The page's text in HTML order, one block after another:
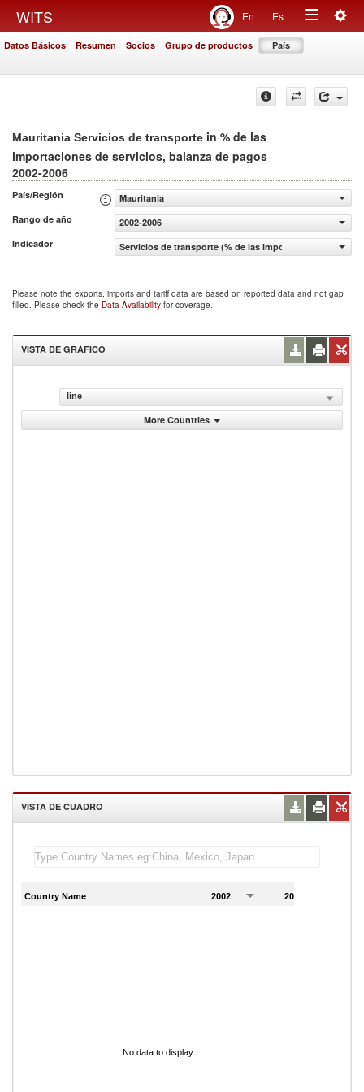
WITS En Es
Toggle
Datos Básicos Resumen Socios Grupo de productos País
Mauritania Servicios de transporte in % de las
importaciones de servicios, balanza de pagos
2002-2006
País/Región
Mauritania
Rango de año
2002-2006
Indicador
Servicios de transporte (% de las importaciones de
Please note the exports, imports and tariff data are based on reported data and not gap
filled. Please check the Data Availability for coverage.
VISTA DE GRÁFICO
line
More Countries
VISTA DE CUADRO
Country Name 2002 2003
No data to display